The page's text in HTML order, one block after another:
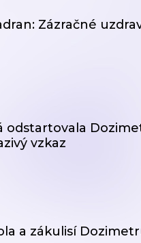
Zázračné
odstartovala
vzkaz
a zákulisí